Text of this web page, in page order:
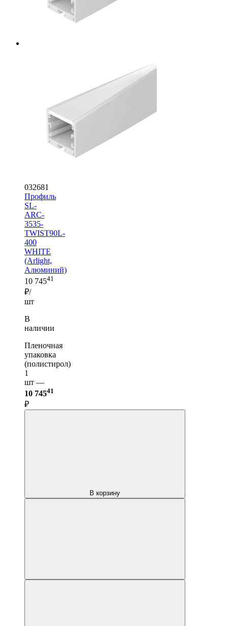
032681
Профиль
SL-
ARC-
3535-
TWIST90L-
400
WHITE
(Arlight,
Алюминий)
10 74541
₽/
шт
В
наличии
Пленочная
упаковка
(полистирол)
1
шт —
10 74541
₽
В корзину